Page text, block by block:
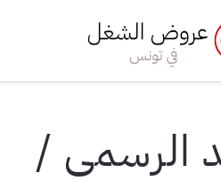
الرسمي /
Toggle